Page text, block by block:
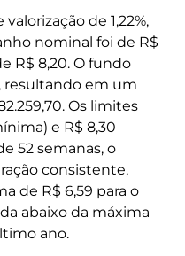
valorização de 1,22%,
nominal foi de R$
R$ 8,20. O fundo
resultando em um
Os limites
e R$ 8,30
52 semanas, o
consistente,
de R$ 6,59 para o
abaixo da máxima
ano.